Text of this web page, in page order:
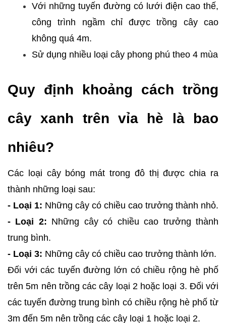
Với những tuyến đường có lưới điện cao thế,
công trình ngầm chỉ được trồng cây cao
không quá 4m.
Sử dụng nhiều loại cây phong phú theo 4 mùa
Quy định khoảng cách trồng
cây xanh trên vỉa hè là bao
nhiêu?
Các loại cây bóng mát trong đô thị được chia ra
thành những loại sau:
- Loại 1: Những cây có chiều cao trưởng thành nhỏ.
- Loại 2: Những cây có chiều cao trưởng thành
trung bình.
- Loại 3: Những cây có chiều cao trưởng thành lớn.
Đối với các tuyến đường lớn có chiều rộng hè phố
trên 5m nên trồng các cây loại 2 hoặc loại 3. Đối với
các tuyến đường trung bình có chiều rộng hè phố từ
3m đến 5m nên trồng các cây loại 1 hoặc loại 2.